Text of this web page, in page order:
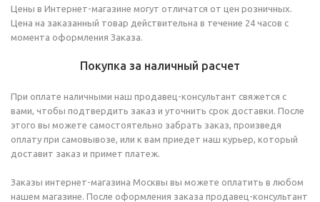
Цены в Интернет-магазине могут отличатся от цен розничных.
Цена на заказанный товар действительна в течение 24 часов с
момента оформления Заказа.
Покупка за наличный расчет
При оплате наличными наш продавец-консультант свяжется с
вами, чтобы подтвердить заказ и уточнить срок доставки. После
этого вы можете самостоятельно забрать заказ, произведя
оплату при самовывозе, или к вам приедет наш курьер, который
доставит заказ и примет платеж.
Заказы интернет-магазина Москвы вы можете оплатить в любом
нашем магазине. После оформления заказа продавец-консультант